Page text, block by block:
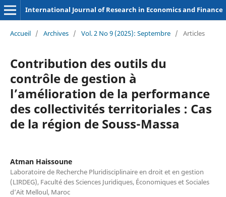
International Journal of Research in Economics and Finance
Accueil / Archives / Vol. 2 No 9 (2025): Septembre / Articles
Contribution des outils du
contrôle de gestion à
l’amélioration de la performance
des collectivités territoriales : Cas
de la région de Souss-Massa
Atman Haissoune
Laboratoire de Recherche Pluridisciplinaire en droit et en gestion
(LIRDEG), Faculté des Sciences Juridiques, Économiques et Sociales
d’Ait Melloul, Maroc